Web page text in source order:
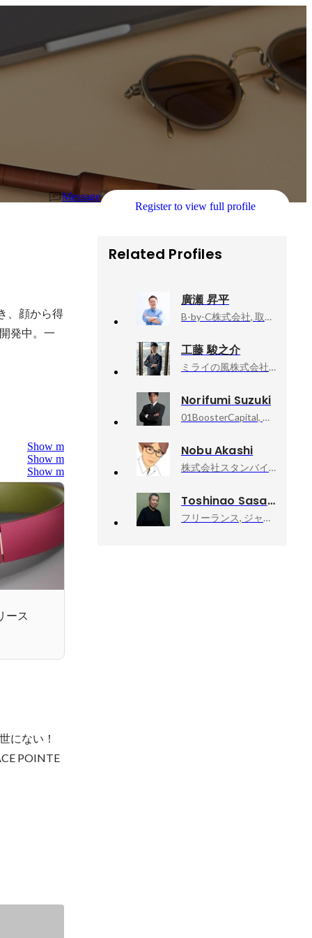
Message
Register to view full profile
、顔から得
発中。一
Show more
Show more
Show more
ース
にない！
POINTE
Related Profiles
廣瀬 昇平
B-by-C株式会社, 取締役
工藤 駿之介
ミライの風株式会社, 代表取締役
Norifumi Suzuki
01BoosterCapital, 代表取締役
Nobu Akashi
株式会社スタンバイ, CTO
Toshinao Sasaki
フリーランス, ジャーナリスト・作家